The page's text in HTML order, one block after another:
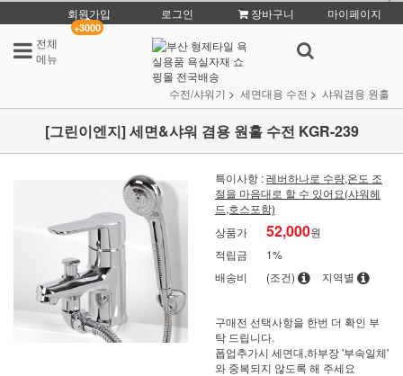
회원가입
+3000
로그인 장바구니
마이페이지
전체
메뉴
수전/샤워기 세면대용 수전 샤워겸용 원홀
[그린이엔지] 세면&샤워 겸용 원홀 수전 KGR-239
특이사항 :레버하나로 수량,온도 조
절을 마음대로 할 수 있어요(샤워헤
드,호스포함)
상품가
52,000원
적립금
1%
배송비
(조건) 지역별
구매전 선택사항을 한번 더 확인 부
탁 드립니다.
폽업추가시 세면대,하부장 '부속일체'
와 중복되지 않도록 해 주세요